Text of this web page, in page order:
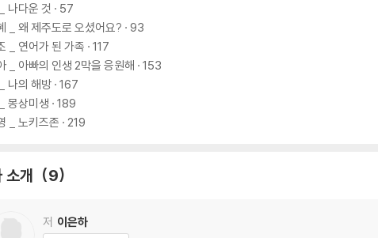
나다운 것 · 57
_ 왜 제주도로 오셨어요? · 93
_ 연어가 된 가족 · 117
_ 아빠의 인생 2막을 응원해 · 153
나의 해방 · 167
몽상미생 · 189
_ 노키즈존 · 219
소개 9
저 이은하